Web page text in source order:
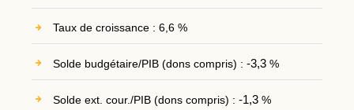
Taux de croissance : 6,6 %
Solde budgétaire/PIB (dons compris) : -3,3%
Solde ext. cour./PIB (dons compris) : -1,3%